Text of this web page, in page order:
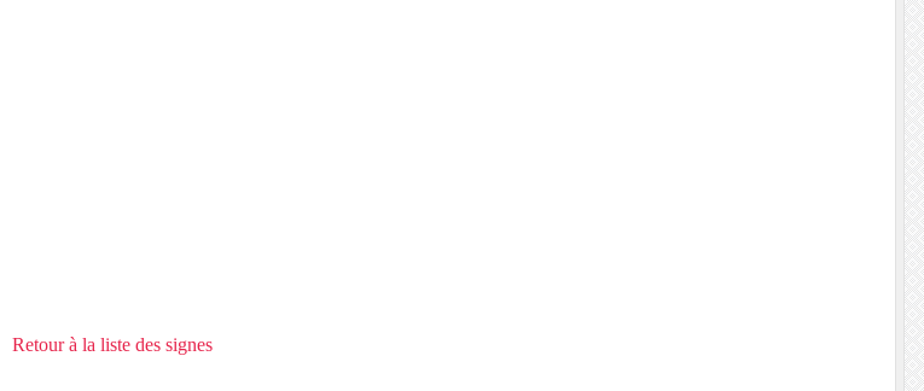
Retour à la liste des signes